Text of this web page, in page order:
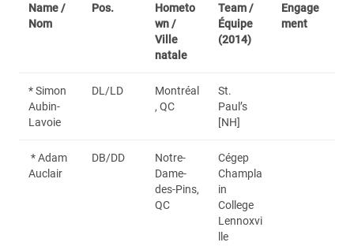
Name /
Nom
Pos.
Hometo
wn /
Ville
natale
Team /
Équipe
(2014)
Engage
ment
* Simon
Aubin-
Lavoie
DL/LD
Montréal
, QC
St.
Paul’s
[NH]
* Adam
Auclair
DB/DD
Notre-
Dame-
des-Pins,
QC
Cégep
Champla
in
College
Lennoxvi
lle